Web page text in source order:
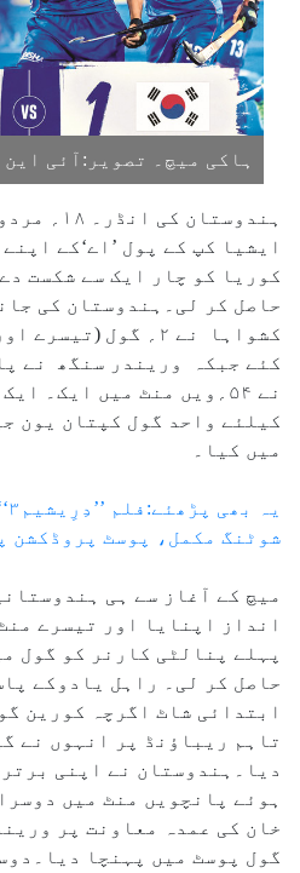
ہاکی میچ۔ تصویر:آئی این
ہندوستان
ایشیا کپ کے پول ’اے‘کے
کوریا کو چار ایک سے شکست
حاصل کر لی۔ہندوستان کی
کئے جبکہ وریندر سنگھ نے
نے ۵۴؍ویں منٹ میں ایک۔
میں کیا۔
شوٹنگ مکمل، پوسٹ پروڈکشن
میچ کے آغاز سے ہی
انداز اپنایا اور تیسرے
پہلے پنالٹی کارنر کو گول
حاصل کر لی۔ راہل یادوکے
ابتدائی شاٹ اگرچہ کورین
تاہم ریباؤنڈ پر انہوں نے
دیا۔ہندوستان نے اپنی
ہوئے پانچویں منٹ میں
خان کی عمدہ معاونت پر
گول پوسٹ میں پہنچا